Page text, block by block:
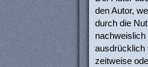
den Autor,
durch die
ausdrücklich
zeitweise